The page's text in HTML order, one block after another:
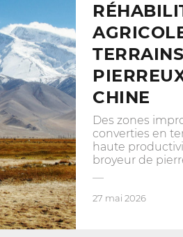
TERRAINS
CHINE
Des zones
converties en
haute
broyeur de
27 mai 2026